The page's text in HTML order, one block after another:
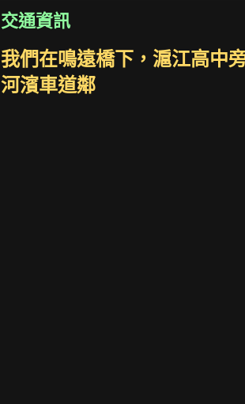
交通資訊
我們在鳴遠橋下，滬江高中
河濱車道鄰